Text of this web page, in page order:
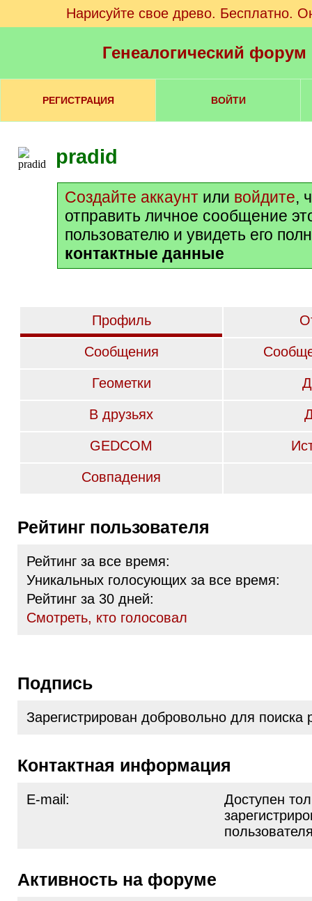
Нарисуйте свое древо. Бесплатно.
Генеалогический
РЕГИСТРАЦИЯ ВОЙТИ
pradid
Создайте аккаунт или войдите,
отправить личное сообщение
пользователю и увидеть его
контактные данные
Профиль
Сообщения
Геометки
В друзьях
GEDCOM
Совпадения
Рейтинг пользователя
Рейтинг за все время:
Уникальных голосующих за все время:
Рейтинг за 30 дней:
Cмотреть, кто голосовал
Подпись
Зарегистрирован добровольно для поиска
Контактная информация
E-mail:
Доступен
Активность на форуме